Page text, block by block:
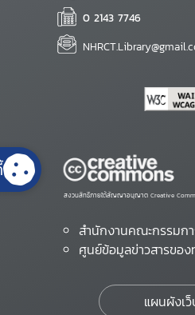
0 2143 7746
สงวนสิทธิ์ภายใต้สัญญาอนุญาต Creative
สำนักงานคณะกรรมก
ศูนย์ข้อมูลข่าวสารของ
แผนผังเ